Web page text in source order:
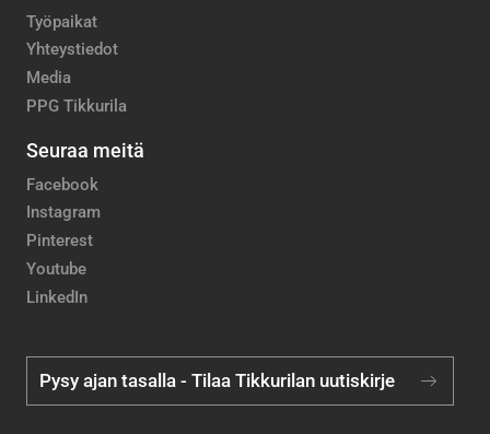
Työpaikat
Yhteystiedot
Media
PPG Tikkurila
Seuraa meitä
Facebook
Instagram
Pinterest
Youtube
LinkedIn
Pysy ajan tasalla - Tilaa Tikkurilan uutiskirje